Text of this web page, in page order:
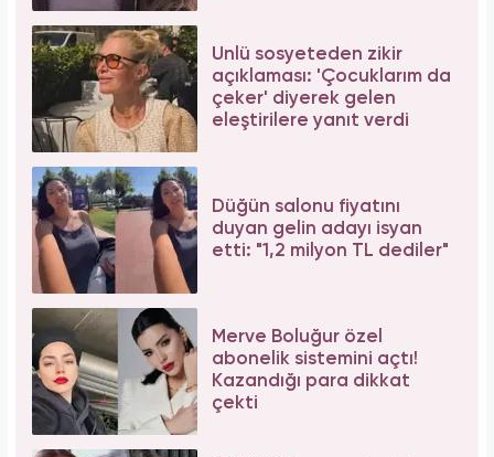
Ünlü sosyeteden zikir
açıklaması: 'Çocuklarım da
çeker' diyerek gelen
eleştirilere yanıt verdi
Düğün salonu fiyatını
duyan gelin adayı isyan
etti: "1,2 milyon TL dediler"
Merve Boluğur özel
abonelik sistemini açtı!
Kazandığı para dikkat
çekti